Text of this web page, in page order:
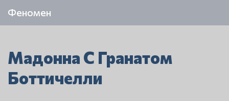
Феномен
Мадонна С Гранатом
Боттичелли